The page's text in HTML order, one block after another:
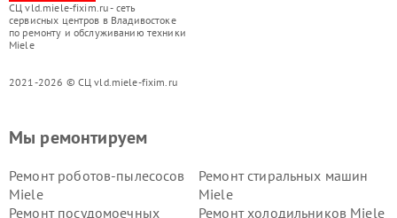
СЦ vld.miele-fixim.ru - сеть
сервисных центров в Владивостоке
по ремонту и обслуживанию техники
Miele
2021-2026 © СЦ vld.miele-fixim.ru
Мы ремонтируем
Ремонт роботов-пылесосов
Miele
Ремонт стиральных машин
Miele
Ремонт посудомоечных
Ремонт холодильников Miele